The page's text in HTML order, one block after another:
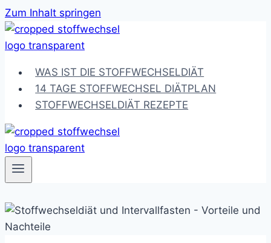
Zum Inhalt springen
WAS IST DIE STOFFWECHSELDIÄT
14 TAGE STOFFWECHSEL DIÄTPLAN
STOFFWECHSELDIÄT REZEPTE